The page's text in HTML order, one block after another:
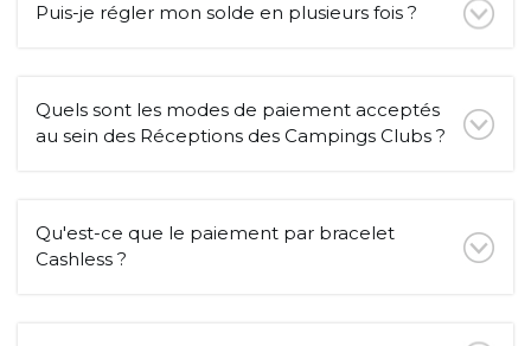
Puis-je régler mon solde en plusieurs fois ?
Quels sont les modes de paiement acceptés
au sein des Réceptions des Campings Clubs ?
Qu'est-ce que le paiement par bracelet
Cashless ?